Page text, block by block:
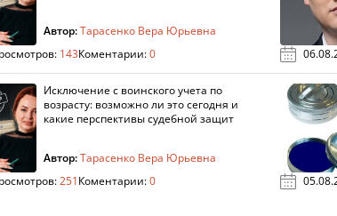
Автор:Тарасенко Вера Юрьевна
143Коментарии:0
Исключение с воинского учета по
возрасту: возможно ли это сегодня и
какие перспективы судебной защит
Автор:Тарасенко Вера Юрьевна
251Коментарии:0